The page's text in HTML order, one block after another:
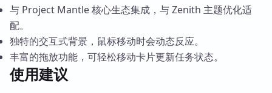
与 Project Mantle 核心生态集成，与 Zenith 主题优化适
配。
独特的交互式背景，鼠标移动时会动态反应。
丰富的拖放功能，可轻松移动卡片更新任务状态。
使用建议